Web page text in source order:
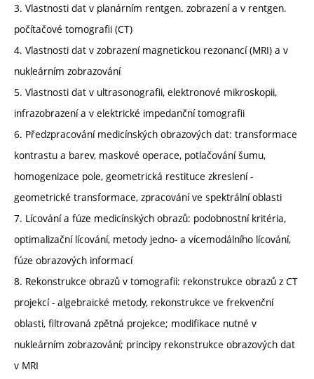
3. Vlastnosti dat v planárním rentgen. zobrazení a v rentgen.
počítačové tomografii (CT)
4. Vlastnosti dat v zobrazení magnetickou rezonancí (MRI) a v
nukleárním zobrazování
5. Vlastnosti dat v ultrasonografii, elektronové mikroskopii,
infrazobrazení a v elektrické impedanční tomografii
6. Předzpracování medicínských obrazových dat: transformace
kontrastu a barev, maskové operace, potlačování šumu,
homogenizace pole, geometrická restituce zkreslení -
geometrické transformace, zpracování ve spektrální oblasti
7. Lícování a fúze medicínských obrazů: podobnostní kritéria,
optimalizační lícování, metody jedno- a vícemodálního lícování,
fúze obrazových informací
8. Rekonstrukce obrazů v tomografii: rekonstrukce obrazů z CT
projekcí - algebraické metody, rekonstrukce ve frekvenční
oblasti, filtrovaná zpětná projekce; modifikace nutné v
nukleárním zobrazování; principy rekonstrukce obrazových dat
v MRI